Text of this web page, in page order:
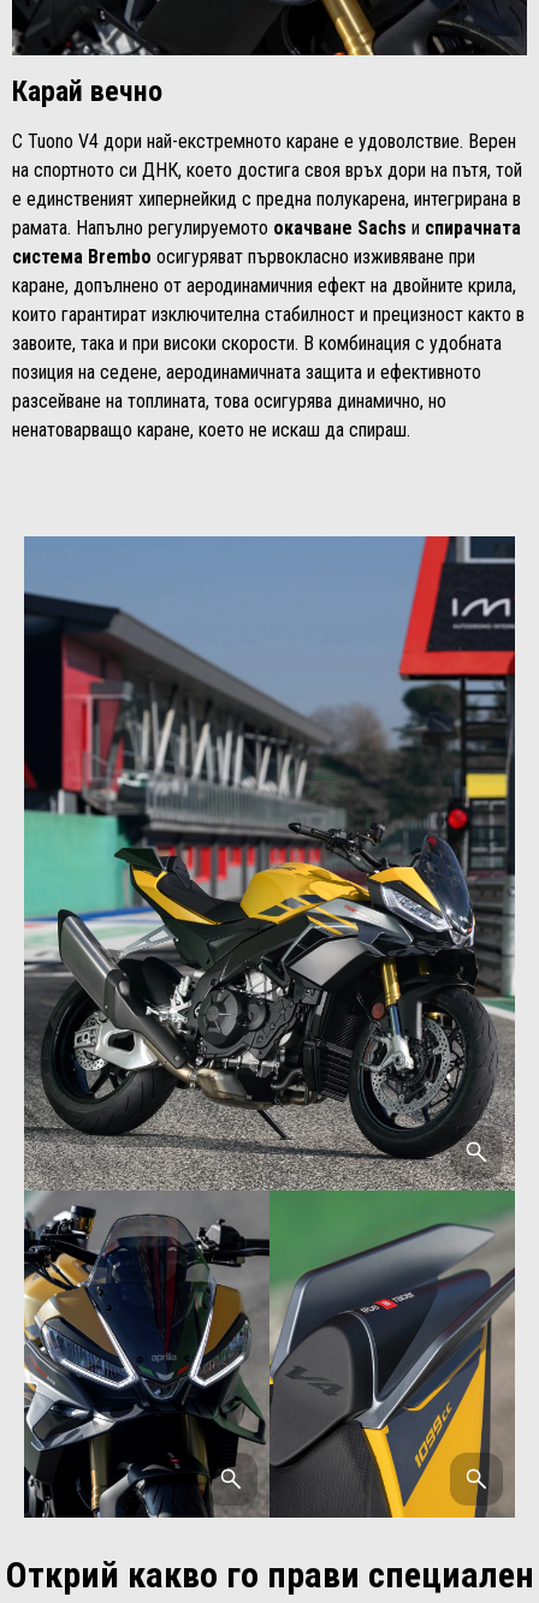
Карай вечно
С Tuono V4 дори най-екстремното каране е удоволствие. Верен
на спортното си ДНК, което достига своя връх дори на пътя, той
е единственият хипернейкид с предна полукарена, интегрирана в
рамата. Напълно регулируемото окачване Sachs и спирачната
система Brembo осигуряват първокласно изживяване при
каране, допълнено от аеродинамичния ефект на двойните крила,
които гарантират изключителна стабилност и прецизност както в
завоите, така и при високи скорости. В комбинация с удобната
позиция на седене, аеродинамичната защита и ефективното
разсейване на топлината, това осигурява динамично, но
ненатоварващо каране, което не искаш да спираш.
Открий какво го прави специален